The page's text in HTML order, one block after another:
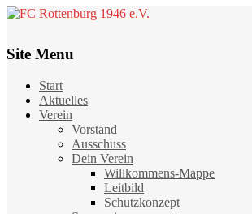
Site Menu
Start
Aktuelles
Verein
Vorstand
Ausschuss
Dein Verein
Willkommens-Mappe
Leitbild
Schutzkonzept